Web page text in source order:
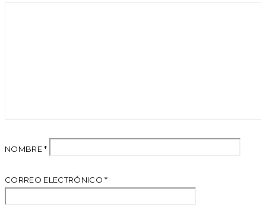
NOMBRE*
CORREO ELECTRÓNICO*